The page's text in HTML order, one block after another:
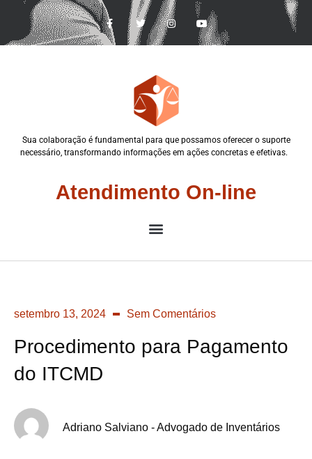
Sua colaboração é fundamental para que possamos oferecer o suporte
necessário, transformando informações em ações concretas e efetivas.
Atendimento On-line
setembro 13, 2024 Sem Comentários
Procedimento para Pagamento
do ITCMD
Adriano Salviano - Advogado de Inventários